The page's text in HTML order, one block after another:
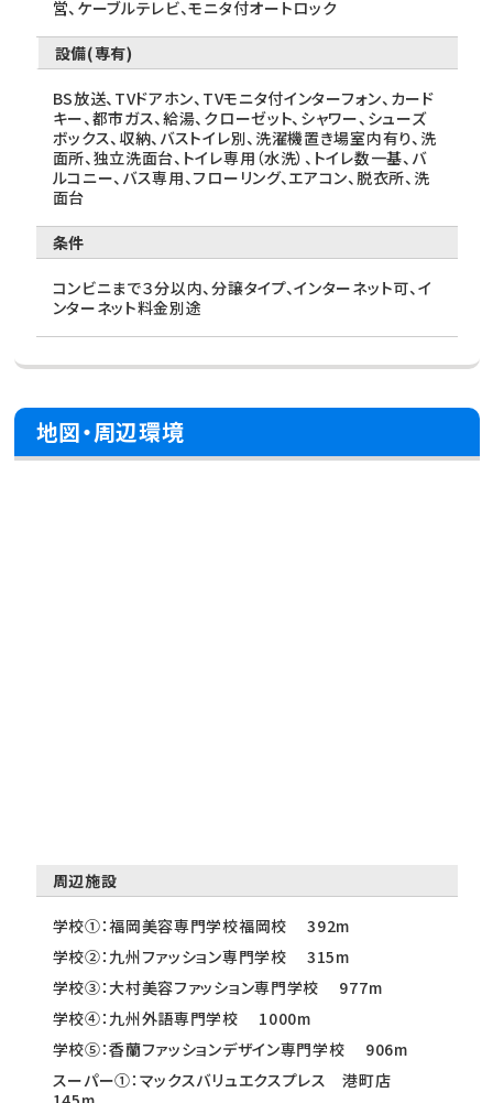
営、ケーブルテレビ、モニタ付オートロック
設備(専有)
BS放送、TVドアホン、TVモニタ付インターフォン、カード
キー、都市ガス、給湯、クローゼット、シャワー、シューズ
ボックス、収納、バストイレ別、洗濯機置き場室内有り、洗
面所、独立洗面台、トイレ専用（水洗）、トイレ数一基、バ
ルコニー、バス専用、フローリング、エアコン、脱衣所、洗
面台
条件
コンビニまで３分以内、分譲タイプ、インターネット可、イ
ンターネット料金別途
地図・周辺環境
周辺施設
学校①：福岡美容専門学校福岡校 392m
学校②：九州ファッション専門学校 315m
学校③：大村美容ファッション専門学校 977m
学校④：九州外語専門学校 1000m
学校⑤：香蘭ファッションデザイン専門学校 906m
スーパー①：マックスバリュエクスプレス 港町店